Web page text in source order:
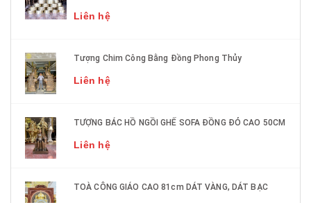
Liên hệ
Tượng Chim Công Bằng Đồng Phong Thủy
Liên hệ
TƯỢNG BÁC HỒ NGỒI GHẾ SOFA ĐỒNG ĐỎ CAO 50CM
Liên hệ
TOÀ CÔNG GIÁO CAO 81cm DÁT VÀNG, DÁT BẠC